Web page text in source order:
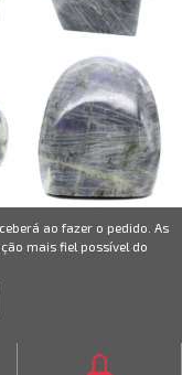
ao fazer o pedido. As
mais fiel possível do